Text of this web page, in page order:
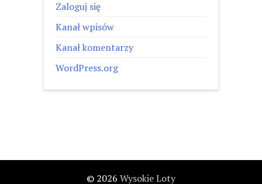
Zaloguj się
Kanał wpisów
Kanał komentarzy
WordPress.org
© 2026 Wysokie Loty